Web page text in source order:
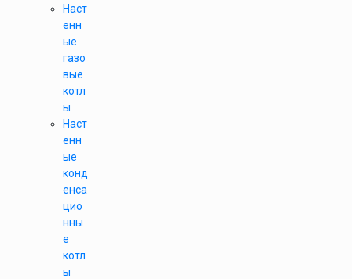
Наст
енн
ые
газо
вые
котл
ы
Наст
енн
ые
конд
енса
цио
нны
е
котл
ы